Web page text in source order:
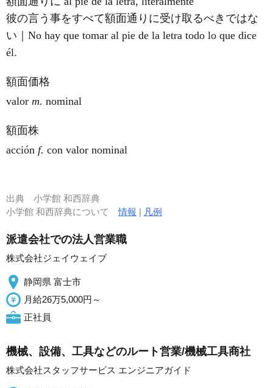
彼の言う事をすべて額面通りに受け取るべきではな
い｜No hay que tomar al pie de la letra todo lo que dice
él.
額面価格
valor m. nominal
額面株
acción f. con valor nominal
出典 小学館 和西辞典
小学館 和西辞典について情報 | 凡例
派遣会社での法人営業職
株式会社ジェイウェイブ
静岡県 富士市
月給26万5,000円～
正社員
機械、設備、工具などのルート営業/機械工具商社
株式会社スタッフサービス エンジニアガイド